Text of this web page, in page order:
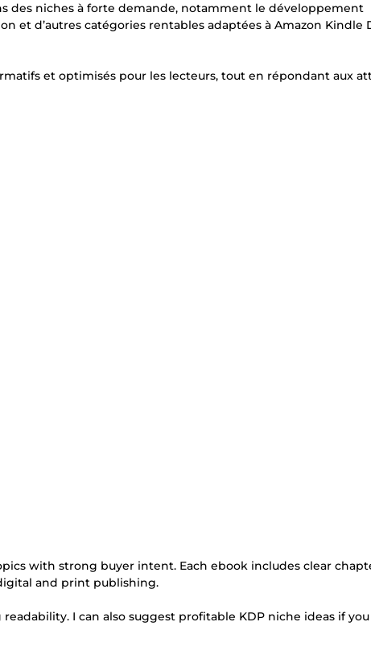
des niches à forte demande, notamment le développement
et d’autres catégories rentables adaptées à Amazon Kindle
et optimisés pour les lecteurs, tout en répondant aux
with strong buyer intent. Each ebook includes clear
and print publishing.
I can also suggest profitable KDP niche ideas if